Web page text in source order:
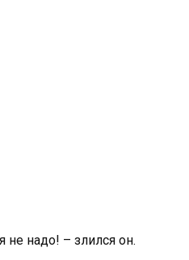
не надо! – злился он.